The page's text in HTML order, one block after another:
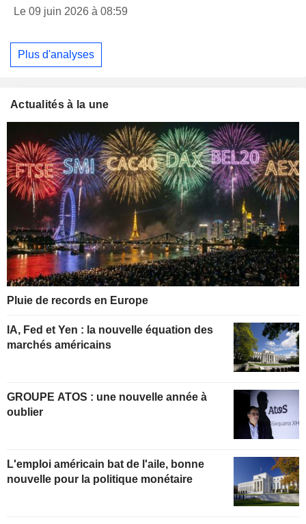
Le 09 juin 2026 à 08:59
Plus d'analyses
Actualités à la une
Pluie de records en Europe
IA, Fed et Yen : la nouvelle équation des
marchés américains
GROUPE ATOS : une nouvelle année à
oublier
L'emploi américain bat de l'aile, bonne
nouvelle pour la politique monétaire